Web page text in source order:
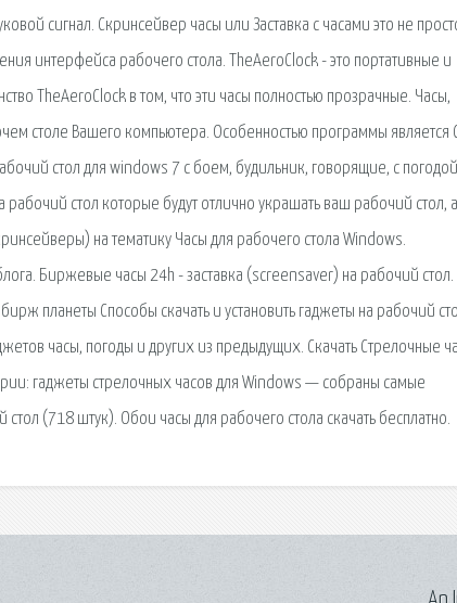
сигнал. Скринсейвер часы или Заставка с часами это не
интерфейса рабочего стола. TheAeroClock - это портативные и
TheAeroClock в том, что эти часы полностью прозрачные. Часы,
столе Вашего компьютера. Особенностью программы является
стол для windows 7 с боем, будильник, говорящие, с
стол которые будут отлично украшать ваш рабочий стол, а
на тематику Часы для рабочего стола Windows.
Биржевые часы 24h - заставка (screensaver) на рабочий стол.
планеты Способы скачать и установить гаджеты на рабочий
часы, погоды и других из предыдущих. Скачать Стрелочные
гаджеты стрелочных часов для Windows — собраны самые
(718 штук). Обои часы для рабочего стола скачать бесплатно.